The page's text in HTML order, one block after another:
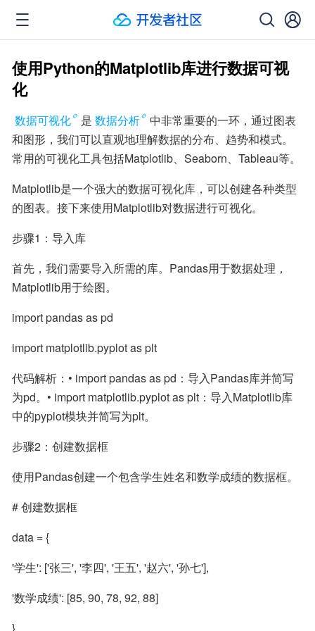
使用Python的Matplotlib库进行数据可视
化
数据可视化 是 数据分析
中非常重要的一环，通过图表
和图形，我们可以直观地理解数据的分布、趋势和模式。
常用的可视化工具包括Matplotlib、Seaborn、Tableau等。
Matplotlib是一个强大的数据可视化库，可以创建各种类型
的图表。接下来使用Matplotlib对数据进行可视化。
步骤1：导入库
首先，我们需要导入所需的库。Pandas用于数据处理，
Matplotlib用于绘图。
import pandas as pd
import matplotlib.pyplot as plt
代码解析：• import pandas as pd：导入Pandas库并简写
为pd。• import matplotlib.pyplot as plt：导入Matplotlib库
中的pyplot模块并简写为plt。
步骤2：创建数据框
使用Pandas创建一个包含学生姓名和数学成绩的数据框。
# 创建数据框
data = {
'学生': ['张三', '李四', '王五', '赵六', '孙七'],
'数学成绩': [85, 90, 78, 92, 88]